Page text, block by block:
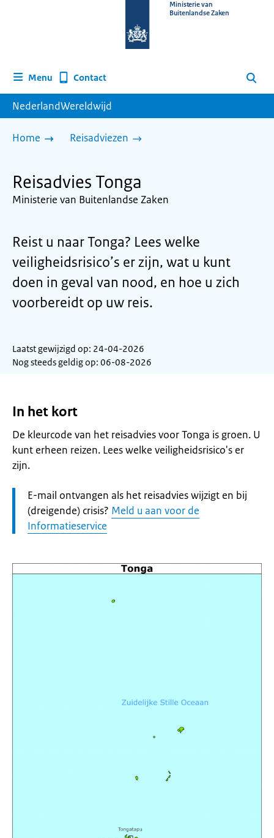
homepage
Ministerie van
Buitenlandse Zaken
Menu Contact Zoeken
NederlandWereldwijd
Home Reisadviezen
Reisadvies Tonga
Ministerie van Buitenlandse Zaken
Reist u naar Tonga? Lees welke
veiligheidsrisico’s er zijn, wat u kunt
doen in geval van nood, en hoe u zich
voorbereidt op uw reis.
Laatst gewijzigd op: 24-04-2026
Nog steeds geldig op: 06-08-2026
In het kort
De kleurcode van het reisadvies voor Tonga is groen. U
kunt erheen reizen. Lees welke veiligheidsrisico's er
zijn.
Let
op:
E-mail ontvangen als het reisadvies wijzigt en bij
(dreigende) crisis? Meld u aan voor de
Informatieservice